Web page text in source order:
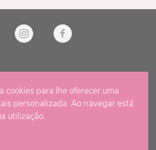
cookies para lhe oferecer uma
personalizada. Ao navegar está
utilização.